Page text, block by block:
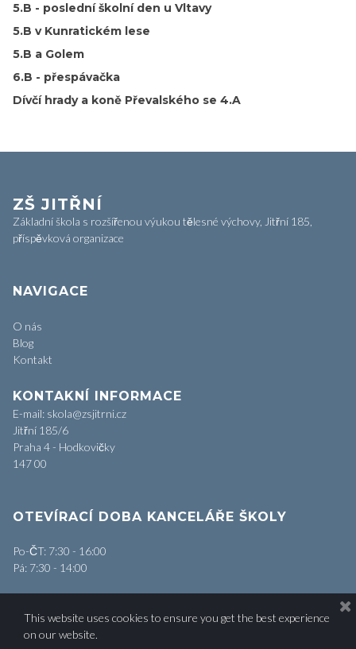
5.B - poslední školní den u Vltavy
5.B v Kunratickém lese
5.B a Golem
6.B - přespávačka
Dívčí hrady a koně Převalského se 4.A
ZŠ JITŘNÍ
Základní škola s rozšířenou výukou tělesné výchovy, Jitřní 185,
příspěvková organizace
NAVIGACE
O nás
Blog
Kontakt
KONTAKNÍ INFORMACE
E-mail: skola@zsjitrni.cz
Jitřní 185/6
Praha 4 - Hodkovičky
147 00
OTEVÍRACÍ DOBA KANCELÁŘE ŠKOLY
Po-ČT: 7:30 - 16:00
Pá: 7:30 - 14:00
© 2018 All rights reserved by ZŠ Jitřní | Hosted by
This website uses cookies to ensure you get the best experience
on our website.